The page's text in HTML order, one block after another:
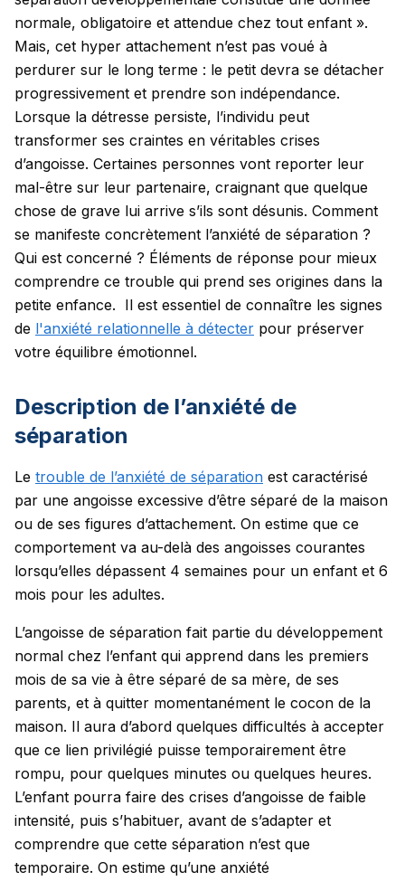
normale, obligatoire et attendue chez tout enfant ».
Mais, cet hyper attachement n’est pas voué à
perdurer sur le long terme : le petit devra se détacher
progressivement et prendre son indépendance.
Lorsque la détresse persiste, l’individu peut
transformer ses craintes en véritables crises
d’angoisse. Certaines personnes vont reporter leur
mal-être sur leur partenaire, craignant que quelque
chose de grave lui arrive s’ils sont désunis. Comment
se manifeste concrètement l’anxiété de séparation ?
Qui est concerné ? Éléments de réponse pour mieux
comprendre ce trouble qui prend ses origines dans la
petite enfance. Il est essentiel de connaître les signes
de l'anxiété relationnelle à détecter pour préserver
votre équilibre émotionnel.
Description de l’anxiété de
séparation
Le trouble de l’anxiété de séparation est caractérisé
par une angoisse excessive d’être séparé de la maison
ou de ses figures d’attachement. On estime que ce
comportement va au-delà des angoisses courantes
lorsqu’elles dépassent 4 semaines pour un enfant et 6
mois pour les adultes.
L’angoisse de séparation fait partie du développement
normal chez l’enfant qui apprend dans les premiers
mois de sa vie à être séparé de sa mère, de ses
parents, et à quitter momentanément le cocon de la
maison. Il aura d’abord quelques difficultés à accepter
que ce lien privilégié puisse temporairement être
rompu, pour quelques minutes ou quelques heures.
L’enfant pourra faire des crises d’angoisse de faible
intensité, puis s’habituer, avant de s’adapter et
comprendre que cette séparation n’est que
temporaire. On estime qu’une anxiété